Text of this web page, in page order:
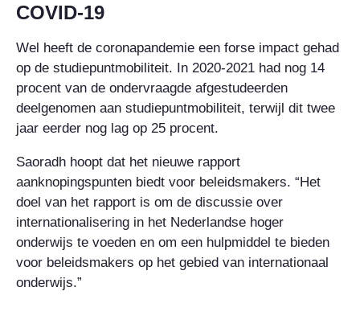
COVID-19
Wel heeft de coronapandemie een forse impact gehad
op de studiepuntmobiliteit. In 2020-2021 had nog 14
procent van de ondervraagde afgestudeerden
deelgenomen aan studiepuntmobiliteit, terwijl dit twee
jaar eerder nog lag op 25 procent.
Saoradh hoopt dat het nieuwe rapport
aanknopingspunten biedt voor beleidsmakers. “Het
doel van het rapport is om de discussie over
internationalisering in het Nederlandse hoger
onderwijs te voeden en om een hulpmiddel te bieden
voor beleidsmakers op het gebied van internationaal
onderwijs.”